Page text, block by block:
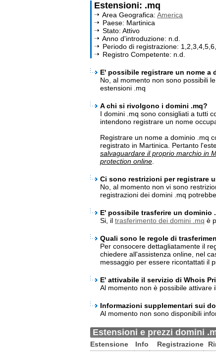
Estensioni: .mq
Area Geografica: America
Paese: Martinica
Stato: Attivo
Anno d'introduzione: n.d.
Periodo di registrazione:
Registro Competente: n.d.
E' possibile registrare un nome a
No, al momento non sono possibili
estensioni .mq
A chi si rivolgono i domini .mq?
I domini .mq sono consigliati a tutti
intendono registrare un nome
Registrare un nome a dominio .mq
registrato in Martinica. Pertanto
salvaguardare il proprio marchio in
protection online
Ci sono restrizioni per registrare
No, al momento non vi sono
registrazioni dei domini .mq
E' possibile trasferire un dominio
Si, il trasferimento dei domini .mq è
Quali sono le regole di
Per consocere dettagliatamente il
chiedere all'assistenza online, nel
messaggio per essere ricontattati il
E' attivabile il servizio di Whois
Al momento non è possibile attivare
Informazioni supplementari sui
Al momento non sono disponibili
Estensioni e prezzi domini
Estensione Info Registrazione